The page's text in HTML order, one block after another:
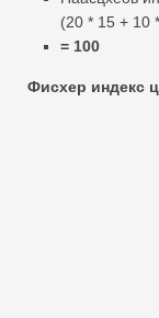
(20 * 15 + 10
= 100
Фисхер индекс